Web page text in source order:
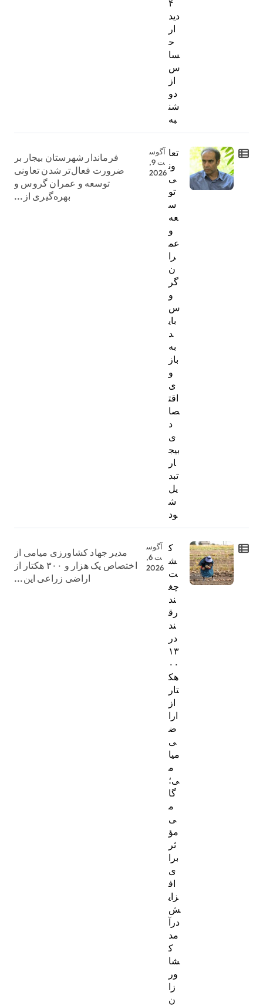
۴
دید
ار
ح
سا
س
از
دو
شن
به
تعا
ون
ی
تو
س
عه
و
عم
را
ن
گر
و
س
بای
د
به
باز
و
ی
اقت
صا
د
ی
بیج
ار
تبد
یل
ش
ود
آگوس
ت 9,
2026
فرماندار شهرستان بیجار بر
ضرورت فعال‌تر شدن تعاونی
توسعه و عمران گروس و
بهره‌گیری از...
ک
ش
ت
چغ
ند
رق
ند
در
۱۳
۰۰
هک
تار
از
ارا
ض
ی
میا
م
ی؛
گا
م
ی
مؤ
ثر
برا
ی
اف
زای
ش
درآ
مد
ک
شا
ور
زا
ن
آگوس
ت 6,
2026
مدیر جهاد کشاورزی میامی از
اختصاص یک هزار و ۳۰۰ هکتار از
اراضی زراعی این...